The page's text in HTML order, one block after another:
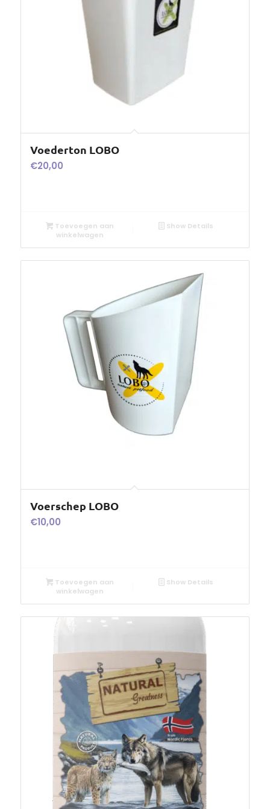
Voederton LOBO
€20,00
Toevoegen aan
winkelwagen
Show Details
Voerschep LOBO
€10,00
Toevoegen aan
winkelwagen
Show Details